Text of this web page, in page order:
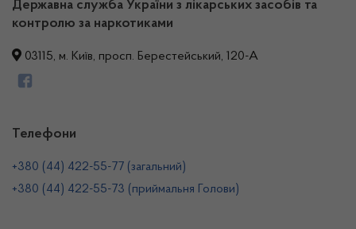
Державна служба України з лікарських засобів та
контролю за наркотиками
03115, м. Київ, просп. Берестейський, 120-А
Телефони
+380 (44) 422-55-77 (загальний)
+380 (44) 422-55-73 (приймальня Голови)